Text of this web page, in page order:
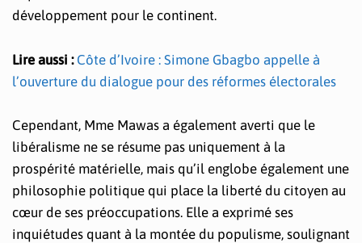
développement pour le continent.
Lire aussi : Côte d’Ivoire : Simone Gbagbo appelle à
l’ouverture du dialogue pour des réformes électorales
Cependant, Mme Mawas a également averti que le
libéralisme ne se résume pas uniquement à la
prospérité matérielle, mais qu’il englobe également une
philosophie politique qui place la liberté du citoyen au
cœur de ses préoccupations. Elle a exprimé ses
inquiétudes quant à la montée du populisme, soulignant